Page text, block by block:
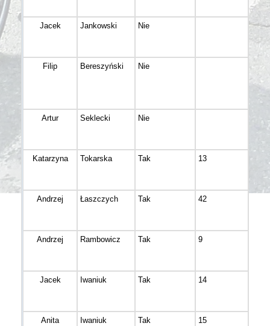
Jacek Jankowski Nie
Filip Bereszyński Nie
Artur Seklecki Nie
Katarzyna Tokarska Tak 13
Andrzej Łaszczych Tak 42
Andrzej Rambowicz Tak 9
Jacek Iwaniuk Tak 14
Anita Iwaniuk Tak 15